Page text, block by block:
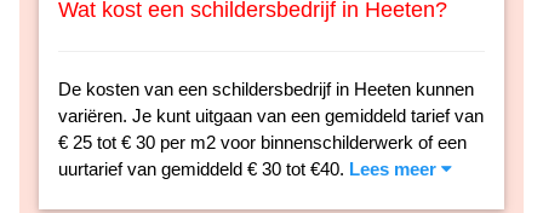
Wat kost een schildersbedrijf in Heeten?
De kosten van een schildersbedrijf in Heeten kunnen
variëren. Je kunt uitgaan van een gemiddeld tarief van
€ 25 tot € 30 per m2 voor binnenschilderwerk of een
uurtarief van gemiddeld € 30 tot €40. Lees meer